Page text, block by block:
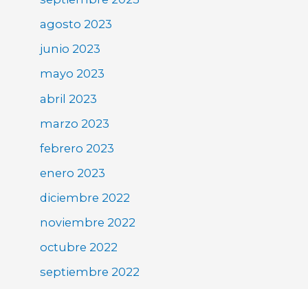
agosto 2023
junio 2023
mayo 2023
abril 2023
marzo 2023
febrero 2023
enero 2023
diciembre 2022
noviembre 2022
octubre 2022
septiembre 2022